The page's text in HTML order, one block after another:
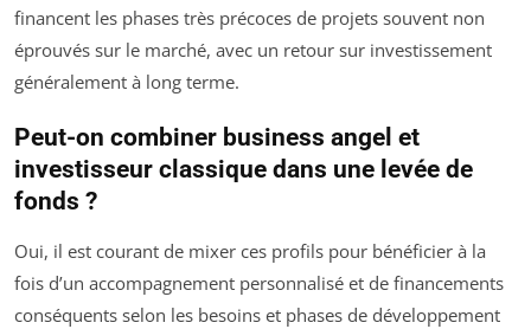
financent les phases très précoces de projets souvent non
éprouvés sur le marché, avec un retour sur investissement
généralement à long terme.
Peut-on combiner business angel et
investisseur classique dans une levée de
fonds ?
Oui, il est courant de mixer ces profils pour bénéficier à la
fois d’un accompagnement personnalisé et de financements
conséquents selon les besoins et phases de développement